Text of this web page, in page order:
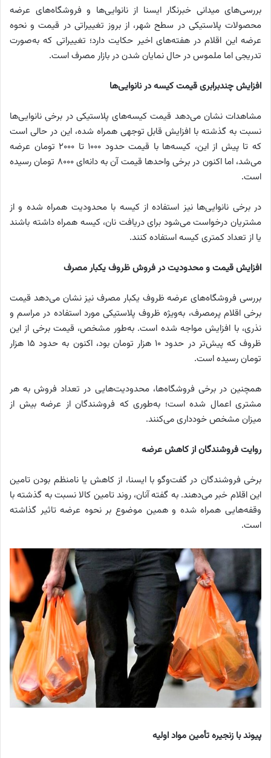
بررسی‌های میدانی خبرنگار ایسنا از نانوایی‌ها و فروشگاه‌های عرضه
محصولات پلاستیکی در سطح شهر، از بروز تغییراتی در قیمت و نحوه
عرضه این اقلام در هفته‌های اخیر حکایت دارد؛ تغییراتی که به‌صورت
تدریجی اما ملموس در حال نمایان شدن در بازار مصرف است.
افزایش چندبرابری قیمت کیسه در نانوایی‌ها
مشاهدات نشان می‌دهد قیمت کیسه‌های پلاستیکی در برخی نانوایی‌ها
نسبت به گذشته با افزایش قابل توجهی همراه شده، این در حالی است
که تا پیش از این، کیسه‌ها با قیمت حدود ١٠٠٠ تا ٢٠٠٠ تومان عرضه
می‌شد، اما اکنون در برخی واحدها قیمت آن به دانه‌ای ٨٠٠٠ تومان رسیده
است.
در برخی نانوایی‌ها نیز استفاده از کیسه با محدودیت همراه شده و از
مشتریان درخواست می‌شود برای دریافت نان، کیسه همراه داشته باشند
یا از تعداد کمتری کیسه استفاده کنند.
افزایش قیمت و محدودیت در فروش ظروف یکبار مصرف
بررسی فروشگاه‌های عرضه ظروف یکبار مصرف نیز نشان می‌دهد قیمت
برخی اقلام پرمصرف، به‌ویژه ظروف پلاستیکی مورد استفاده در مراسم و
نذری، با افزایش مواجه شده است. به‌طور مشخص، قیمت برخی از این
ظروف که پیش‌تر در حدود ۱۰ هزار تومان بود، اکنون به حدود ۱۵ هزار
تومان رسیده است.
همچنین در برخی فروشگاه‌ها، محدودیت‌هایی در تعداد فروش به هر
مشتری اعمال شده است؛ به‌طوری که فروشندگان از عرضه بیش از
میزان مشخص خودداری می‌کنند.
روایت فروشندگان از کاهش عرضه
برخی فروشندگان در گفت‌وگو با ایسنا، از کاهش یا نامنظم بودن تامین
این اقلام خبر می‌دهند. به گفته آنان، روند تامین کالا نسبت به گذشته با
وقفه‌هایی همراه شده و همین موضوع بر نحوه عرضه تاثیر گذاشته
است.
پیوند با زنجیره تأمین مواد اولیه